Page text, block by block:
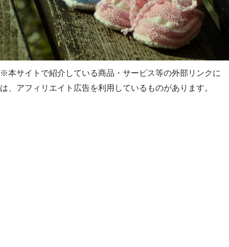
※本サイトで紹介している商品・サービス等の外部リンクに
は、アフィリエイト広告を利用しているものがあります。